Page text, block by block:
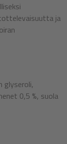
ja
glyseroli,
0,5 %, suola